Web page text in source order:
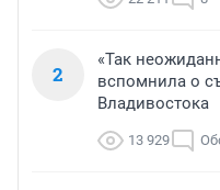
2
«Так
вспомнила о
Владивостока
13 929